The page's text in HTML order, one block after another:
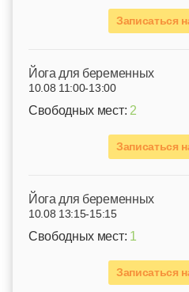
Записаться
Йога для беременных
10.08 11:00-13:00
Свободных мест: 2
Записаться
Йога для беременных
10.08 13:15-15:15
Свободных мест: 1
Записаться